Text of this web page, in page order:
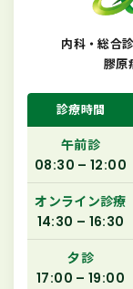
内科・総合
膠原
診療時間
午前診
08:30 – 12:00
オンライン診療
14:30 – 16:30
夕診
17:00 – 19:00